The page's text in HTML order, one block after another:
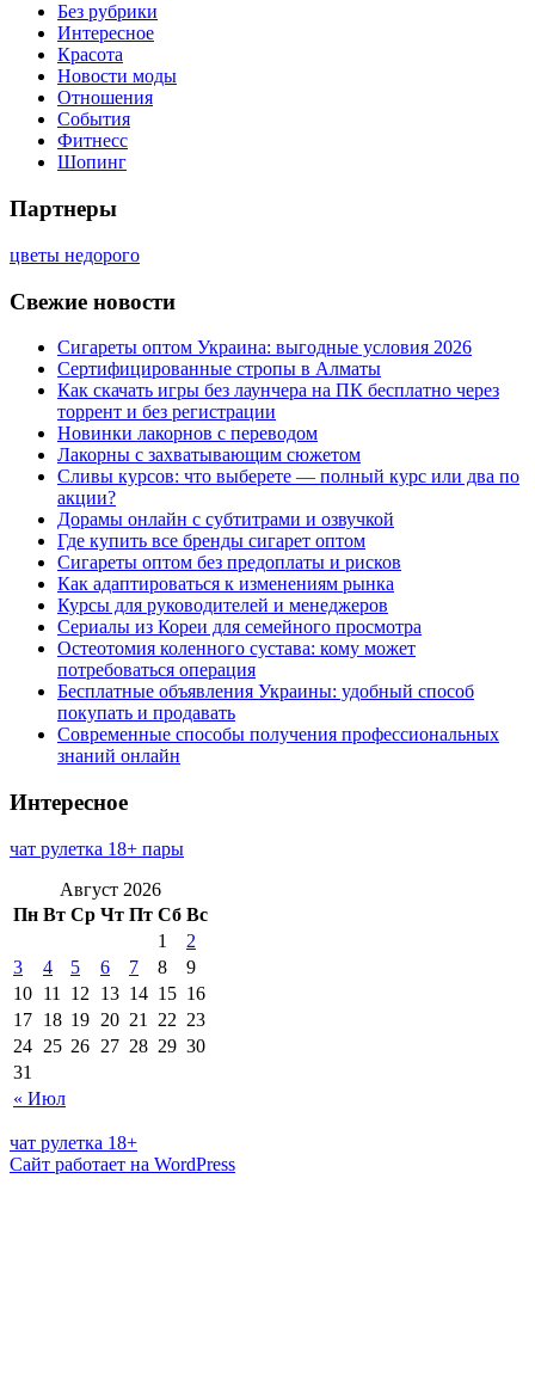
Без рубрики
Интересное
Красота
Новости моды
Отношения
События
Фитнесс
Шопинг
Партнеры
цветы недорого
Свежие новости
Сигареты оптом Украина: выгодные условия 2026
Сертифицированные стропы в Алматы
Как скачать игры без лаунчера на ПК бесплатно через
торрент и без регистрации
Новинки лакорнов с переводом
Лакорны с захватывающим сюжетом
Сливы курсов: что выберете — полный курс или два по
акции?
Дорамы онлайн с субтитрами и озвучкой
Где купить все бренды сигарет оптом
Сигареты оптом без предоплаты и рисков
Как адаптироваться к изменениям рынка
Курсы для руководителей и менеджеров
Сериалы из Кореи для семейного просмотра
Остеотомия коленного сустава: кому может
потребоваться операция
Бесплатные объявления Украины: удобный способ
покупать и продавать
Современные способы получения профессиональных
знаний онлайн
Интересное
чат рулетка 18+ пары
Август 2026
Пн Вт Ср Чт Пт Сб Вс
« Июл
1
2
3
4 5 6 7 8
9
10 11 12 13 14 15 16
17 18 19 20 21 22 23
24 25 26 27 28 29 30
31
чат рулетка 18+
Сайт работает на WordPress